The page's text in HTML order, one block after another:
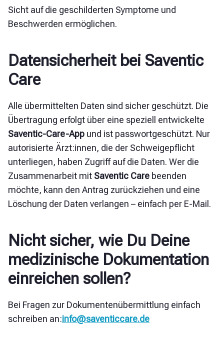
Sicht auf die geschilderten Symptome und
Beschwerden ermöglichen.
Datensicherheit bei Saventic
Care
Alle übermittelten Daten sind sicher geschützt. Die
Übertragung erfolgt über eine speziell entwickelte
Saventic-Care-App und ist passwortgeschützt. Nur
autorisierte Ärzt:innen, die der Schweigepflicht
unterliegen, haben Zugriff auf die Daten. Wer die
Zusammenarbeit mit Saventic Care beenden
möchte, kann den Antrag zurückziehen und eine
Löschung der Daten verlangen – einfach per E-Mail.
Nicht sicher, wie Du Deine
medizinische Dokumentation
einreichen sollen?
Bei Fragen zur Dokumentenübermittlung einfach
schreiben an:info@saventiccare.de